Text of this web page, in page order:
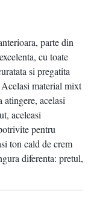
parte din
cu toate
si pregatita
material mixt
atingere, acelasi
aceleasi
pentru
ton cald de crem
diferenta: pretul,